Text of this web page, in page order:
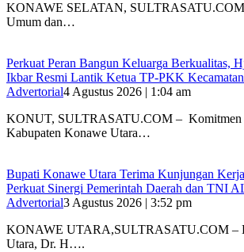
KONAWE SELATAN,
Umum dan…
‎Perkuat Peran Bangun Keluarga Berkualitas,
Ikbar Resmi Lantik Ketua TP-PKK
Advertorial4 Agustus 2026 | 1:04 am
‎KONUT, SULTRASATU.COM – Komitmen
Kabupaten Konawe Utara…
Bupati Konawe Utara Terima Kunjungan
Perkuat Sinergi Pemerintah Daerah dan TNI
Advertorial3 Agustus 2026 | 3:52 pm
‎KONAWE UTARA,SULTRASATU.COM –
Utara, Dr. H….